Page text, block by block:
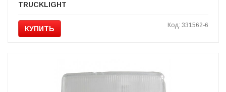
TRUCKLIGHT
КУПИТЬ Код: 331562-6